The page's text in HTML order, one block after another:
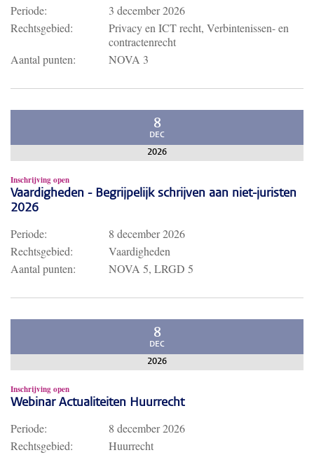
Periode:
3 december 2026
Rechtsgebied:
Privacy en ICT recht, Verbintenissen- en
contractenrecht
Aantal punten:
NOVA 3
8
DEC
2026
Inschrijving open
Vaardigheden - Begrijpelijk schrijven aan niet-juristen
2026
Periode:
8 december 2026
Rechtsgebied:
Vaardigheden
Aantal punten:
NOVA 5, LRGD 5
8
DEC
2026
Inschrijving open
Webinar Actualiteiten Huurrecht
Periode:
8 december 2026
Rechtsgebied:
Huurrecht